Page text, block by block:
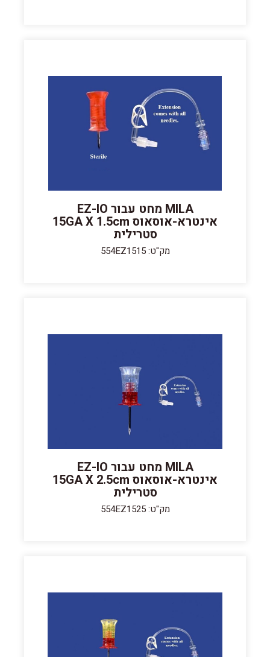
MILA מחט עבור EZ-IO
אינטרא-אוסאוס 15GA X 1.5cm
סטרילית
מק"ט: 554EZ1515
MILA מחט עבור EZ-IO
אינטרא-אוסאוס 15GA X 2.5cm
סטרילית
מק"ט: 554EZ1525